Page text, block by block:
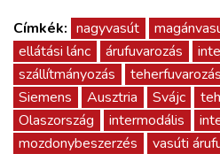
Címkék: nagyvasút
ellátási lánc
árufuvarozás
szállítmányozás
teherfuvarozás
Siemens
Ausztria Svájc
Olaszország
intermodális
mozdonybeszerzés
vasúti